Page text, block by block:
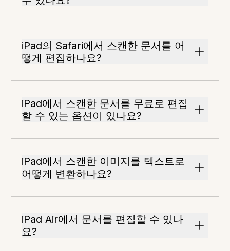
iPad의 Safari에서 스캔한 문서를 어
떻게 편집하나요?
iPad에서 스캔한 문서를 무료로 편집
할 수 있는 옵션이 있나요?
iPad에서 스캔한 이미지를 텍스트로
어떻게 변환하나요?
iPad Air에서 문서를 편집할 수 있나
요?